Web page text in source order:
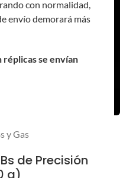
con normalidad,
envío demorará más
réplicas se envían
y Gas
de Precisión
g)